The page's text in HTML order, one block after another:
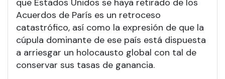
que Estados Unidos se haya retirado de los
Acuerdos de París es un retroceso
catastrófico, así como la expresión de que la
cúpula dominante de ese país está dispuesta
a arriesgar un holocausto global con tal de
conservar sus tasas de ganancia.